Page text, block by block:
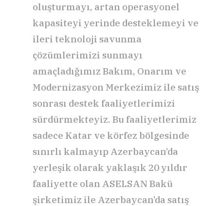
oluşturmayı, artan operasyonel
kapasiteyi yerinde desteklemeyi ve
ileri teknoloji savunma
çözümlerimizi sunmayı
amaçladığımız Bakım, Onarım ve
Modernizasyon Merkezimiz ile satış
sonrası destek faaliyetlerimizi
sürdürmekteyiz. Bu faaliyetlerimiz
sadece Katar ve körfez bölgesinde
sınırlı kalmayıp Azerbaycan’da
yerleşik olarak yaklaşık 20 yıldır
faaliyette olan ASELSAN Bakü
şirketimiz ile Azerbaycan’da satış